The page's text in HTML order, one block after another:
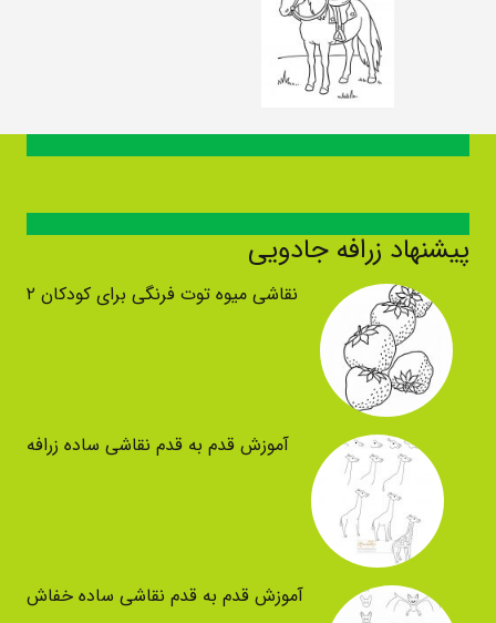
پیشنهاد زرافه جادویی
نقاشی میوه توت فرنگی برای کودکان ۲
آموزش قدم به قدم نقاشی ساده زرافه
آموزش قدم به قدم نقاشی ساده خفاش